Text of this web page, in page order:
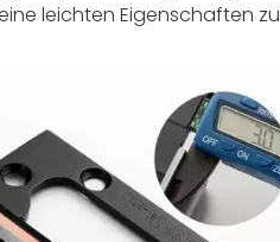
leichten Eigenschaften